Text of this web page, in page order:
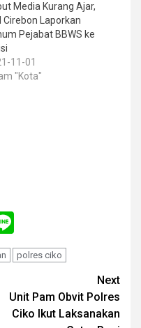
Media Kurang Ajar,
Cirebon Laporkan
Pejabat BBWS ke
11-01
"Kota"
polres ciko
Next
Unit Pam Obvit Polres
Ciko Ikut Laksanakan